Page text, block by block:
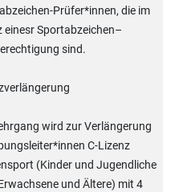
Prüfer*innen, die im
einesr Sportabzeichen–
sind.
wird zur Verlängerung
C-Lizenz
(Kinder und Jugendliche
und Ältere) mit 4